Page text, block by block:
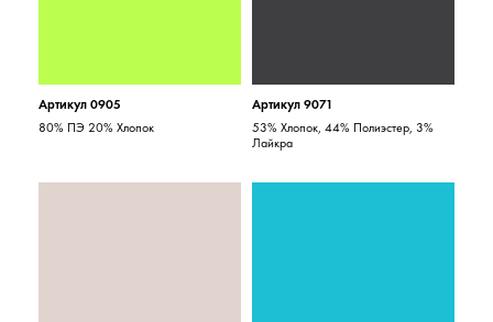
Артикул 0905
80% ПЭ 20% Хлопок
Артикул 9071
53% Хлопок, 44% Полиэстер, 3%
Лайкра